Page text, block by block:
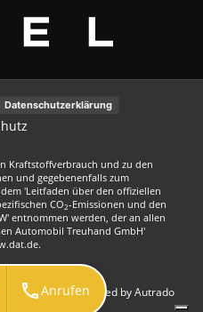
Datenschutzerklärung
Kraftstoffverbrauch und zu den
und gegebenenfalls zum
'Leitfaden über den offiziellen
CO2-Emissionen und den
entnommen werden, der an allen
Automobil Treuhand GmbH'
Powered by Autrado
Anrufen